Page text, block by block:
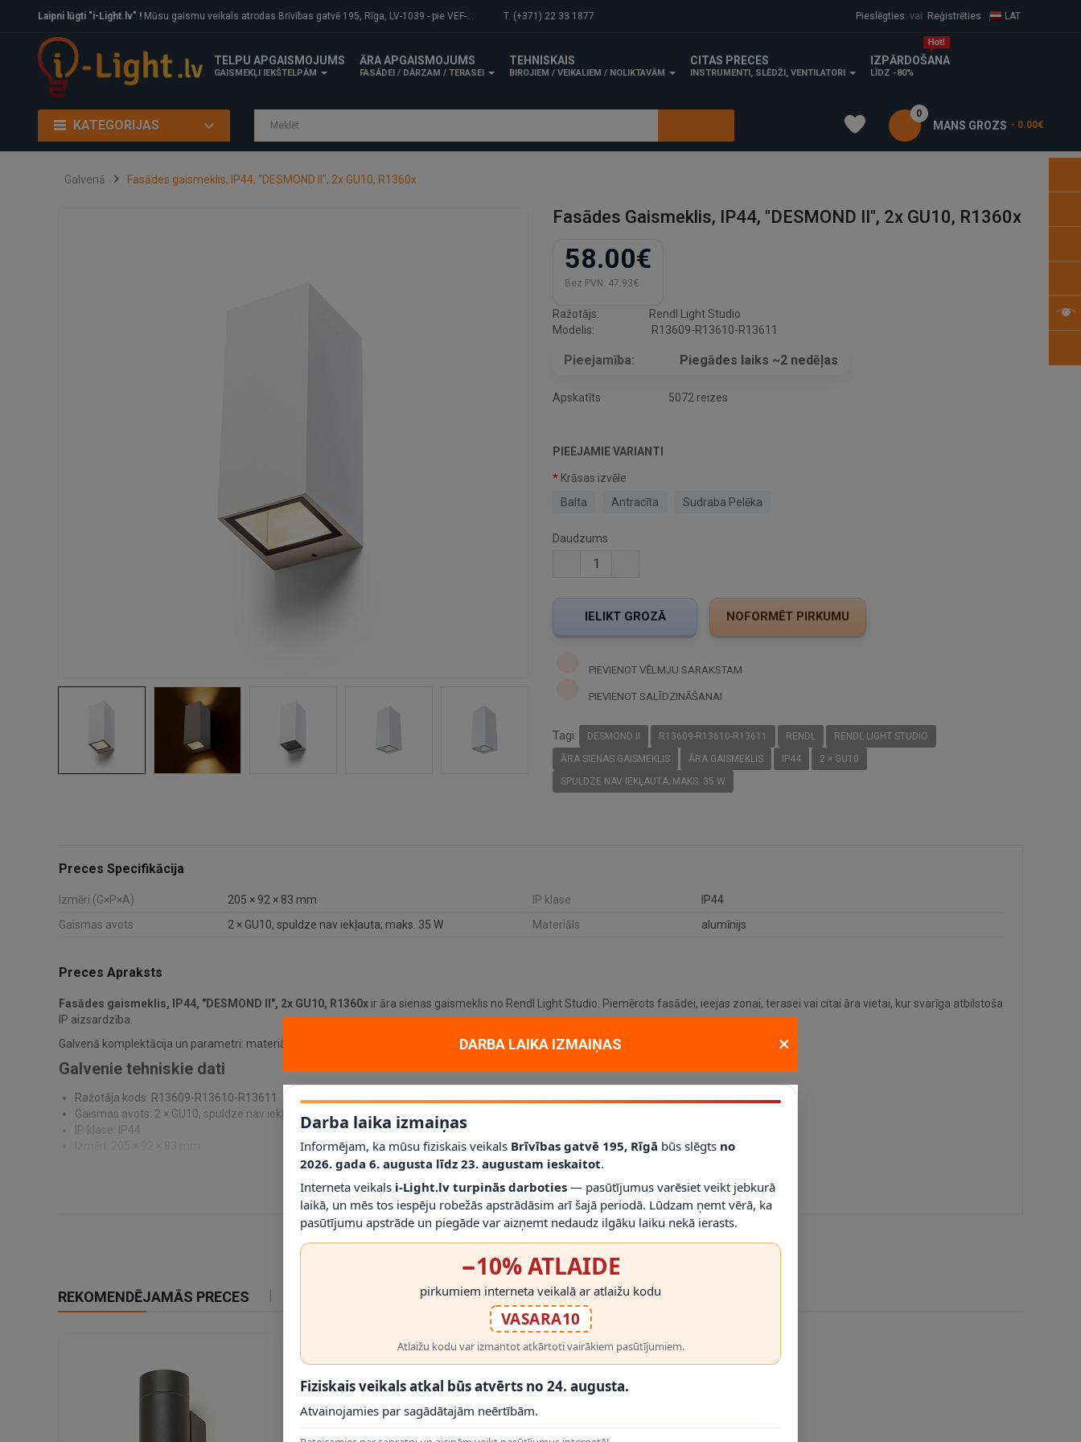
Laipni lūgti "i-Light.lv" ! Mūsu gaismu veikals atrodas Brīvības gatvē 195, Rīga, LV-1039 - pie VEF-Gaisa tilta. T. (+371) 22 33 1877 Pieslēgties vai Reģistrēties LAT
TELPU APGAISMOJUMS
GAISMEKĻI IEKŠTELPĀM
ĀRA APGAISMOJUMS
FASĀDEI / DĀRZAM / TERASEI
TEHNISKAIS
BIROJIEM / VEIKALIEM / NOLIKTAVĀM
CITAS PRECES
INSTRUMENTI, SLĒDŽI, VENTILATORI
IZPĀRDOŠANA
LĪDZ -80%
KATEGORIJAS MANS GROZS
0
- 0.00€
Galvenā Fasādes gaismeklis, IP44, "DESMOND II", 2x GU10, R1360x
Fasādes Gaismeklis, IP44, "DESMOND II", 2x GU10, R1360x
58.00€
Bez PVN: 47.93€
Ražotājs:
Rendl Light Studio
Modelis:
R13609-R13610-R13611
Pieejamība: Piegādes laiks ~2 nedēļas
Apskatīts 5072 reizes
PIEEJAMIE VARIANTI
Krāsas izvēle
Balta
Antracīta Sudraba Pelēka
Daudzums
PIEVIENOT VĒLMJU SARAKSTAM
PIEVIENOT SALĪDZINĀŠANAI
Tagi: DESMOND II R13609-R13610-R13611 RENDL
RENDL LIGHT STUDIO
ĀRA SIENAS GAISMEKLIS
ĀRA GAISMEKLIS IP44
2 × GU10
SPULDZE NAV IEKĻAUTA; MAKS. 35 W
Preces Specifikācija
Izmēri (G×P×A) 205 × 92 × 83 mm IP klase
IP44
Gaismas avots
2 × GU10, spuldze nav iekļauta; maks. 35 W Materiāls alumīnijs
Preces Apraksts
Fasādes gaismeklis, IP44, "DESMOND II", 2x GU10, R1360x ir āra sienas gaismeklis no Rendl Light Studio. Piemērots fasādei, ieejas zonai, terasei vai citai āra vietai, kur svarīga atbilstoša
IP aizsardzība.
Galvenā komplektācija un parametri: materiāls: alumīnijs; gaismas avots/cokols: 2 × GU10, spuldze nav iekļauta; maks. 35 W.
Galvenie tehniskie dati
Ražotāja kods: R13609-R13610-R13611
Gaismas avots: 2 × GU10, spuldze nav iekļauta; maks. 35 W
IP klase: IP44
RĀDĪT VAIRĀK
REKOMENDĒJAMĀS PRECES IETEIKTIE PRODUKTI
DARBA LAIKA IZMAIŅAS ×
Darba laika izmaiņas
Informējam, ka mūsu fiziskais veikals Brīvības gatvē 195, Rīgā būs slēgts no
2026. gada 6. augusta līdz 23. augustam ieskaitot.
Interneta veikals i-Light.lv turpinās darboties — pasūtījumus varēsiet veikt jebkurā
laikā, un mēs tos iespēju robežās apstrādāsim arī šajā periodā. Lūdzam ņemt vērā, ka
pasūtījumu apstrāde un piegāde var aizņemt nedaudz ilgāku laiku nekā ierasts.
−10% ATLAIDE
pirkumiem interneta veikalā ar atlaižu kodu
VASARA10
Atlaižu kodu var izmantot atkārtoti vairākiem pasūtījumiem.
Fiziskais veikals atkal būs atvērts no 24. augusta.
Atvainojamies par sagādātajām neērtībām.